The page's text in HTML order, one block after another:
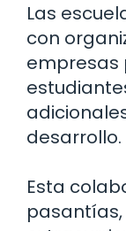
Las
con
empresas
desarrollo.
Esta